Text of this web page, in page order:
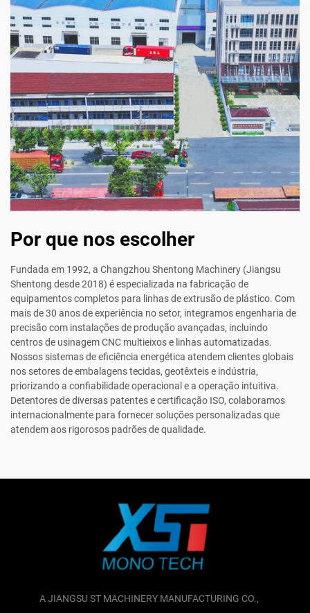
Por que nos escolher
Fundada em 1992, a Changzhou Shentong Machinery (Jiangsu
Shentong desde 2018) é especializada na fabricação de
equipamentos completos para linhas de extrusão de plástico. Com
mais de 30 anos de experiência no setor, integramos engenharia de
precisão com instalações de produção avançadas, incluindo
centros de usinagem CNC multieixos e linhas automatizadas.
Nossos sistemas de eficiência energética atendem clientes globais
nos setores de embalagens tecidas, geotêxteis e indústria,
priorizando a confiabilidade operacional e a operação intuitiva.
Detentores de diversas patentes e certificação ISO, colaboramos
internacionalmente para fornecer soluções personalizadas que
atendem aos rigorosos padrões de qualidade.
A JIANGSU ST MACHINERY MANUFACTURING CO.,